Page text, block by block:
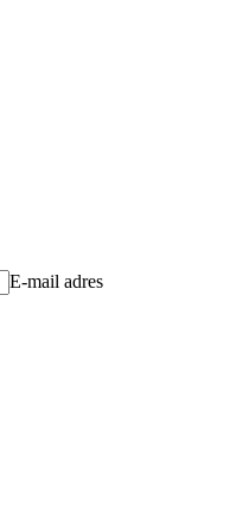
E-mail adres